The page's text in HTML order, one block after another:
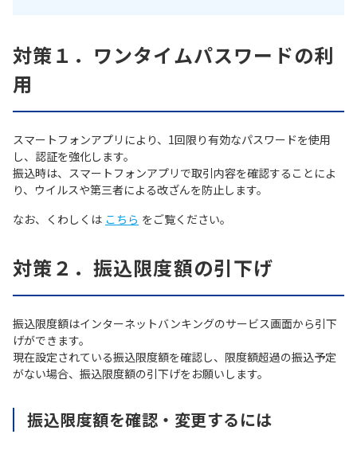
対策１．ワンタイムパスワードの利
用
スマートフォンアプリにより、1回限り有効なパスワードを使用
し、認証を強化します。
振込時は、スマートフォンアプリで取引内容を確認することによ
り、ウイルスや第三者による改ざんを防止します。
なお、くわしくは こちら をご覧ください。
対策２．振込限度額の引下げ
振込限度額はインターネットバンキングのサービス画面から引下
げができます。
現在設定されている振込限度額を確認し、限度額超過の振込予定
がない場合、振込限度額の引下げをお願いします。
振込限度額を確認・変更するには